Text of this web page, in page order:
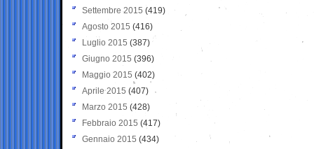
Settembre 2015 (419)
Agosto 2015 (416)
Luglio 2015 (387)
Giugno 2015 (396)
Maggio 2015 (402)
Aprile 2015 (407)
Marzo 2015 (428)
Febbraio 2015 (417)
Gennaio 2015 (434)